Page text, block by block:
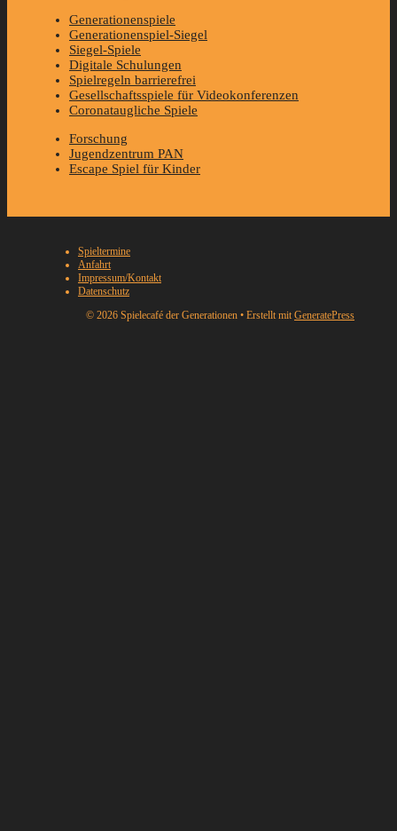
Generationenspiele
Generationenspiel-Siegel
Siegel-Spiele
Digitale Schulungen
Spielregeln barrierefrei
Gesellschaftsspiele für Videokonferenzen
Coronataugliche Spiele
Forschung
Jugendzentrum PAN
Escape Spiel für Kinder
Spieltermine
Anfahrt
Impressum/Kontakt
Datenschutz
© 2026 Spielecafé der Generationen • Erstellt mit GeneratePress